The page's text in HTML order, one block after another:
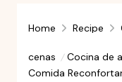
Home Recipe
cenas
Cocina de
Comida